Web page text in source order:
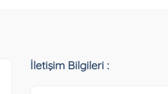
İletişim Bilgileri :